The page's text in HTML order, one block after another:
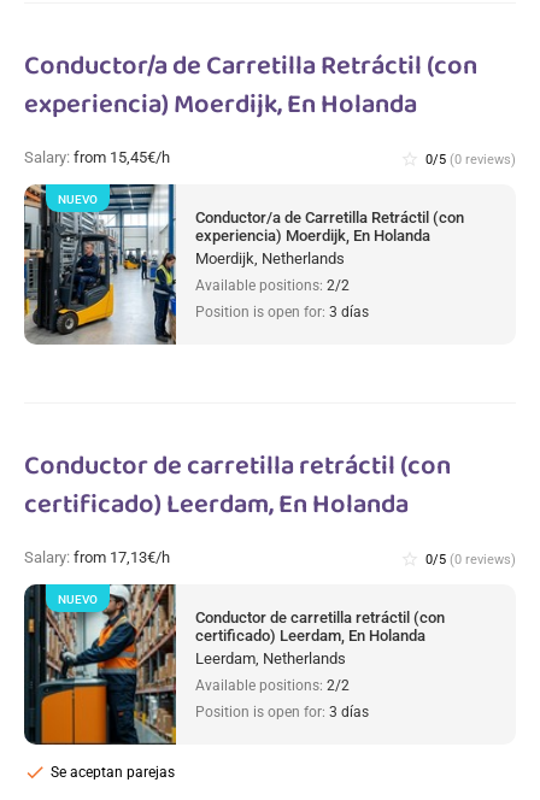
Conductor/a de Carretilla Retráctil (con
experiencia) Moerdijk, En Holanda
Salary: from 15,45€/h star_border 0/5 (0 reviews)
Conductor/a de Carretilla Retráctil (con
experiencia) Moerdijk, En Holanda
Moerdijk, Netherlands
Available positions: 2/2
Position is open for: 3 días
NUEVO
Conductor de carretilla retráctil (con
certificado) Leerdam, En Holanda
Salary: from 17,13€/h star_border 0/5 (0 reviews)
Conductor de carretilla retráctil (con
certificado) Leerdam, En Holanda
Leerdam, Netherlands
Available positions: 2/2
Position is open for: 3 días
Se aceptan parejas
check
NUEVO